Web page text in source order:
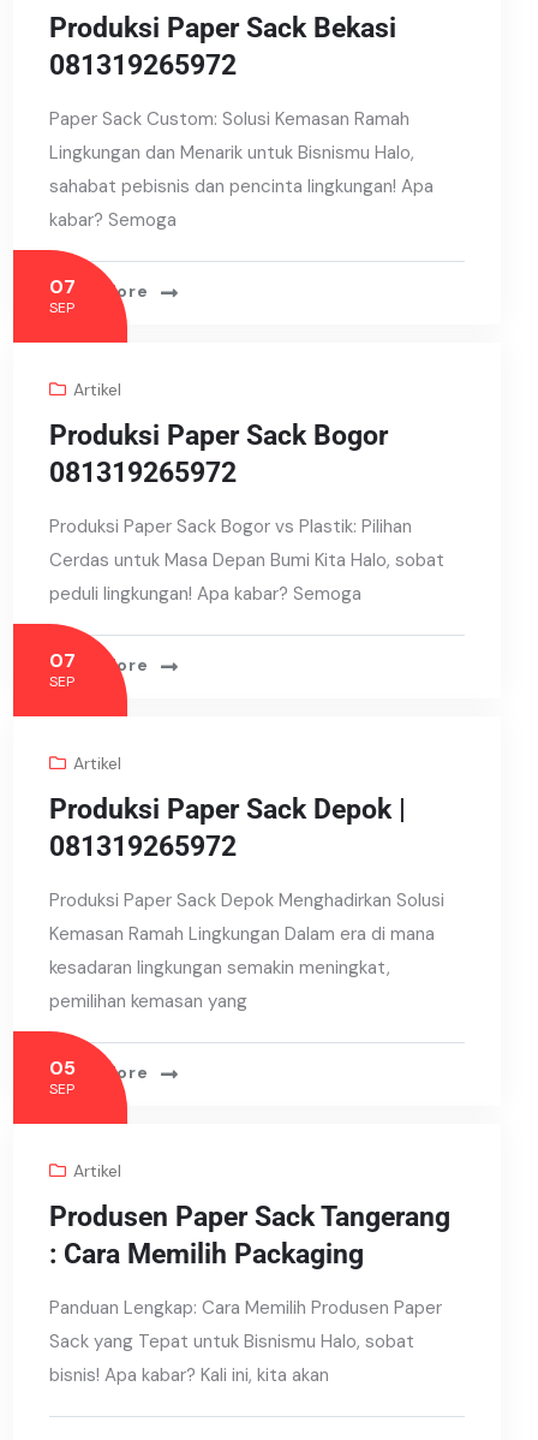
Produksi Paper Sack Bekasi
081319265972
Paper Sack Custom: Solusi Kemasan Ramah
Lingkungan dan Menarik untuk Bisnismu Halo,
sahabat pebisnis dan pencinta lingkungan! Apa
kabar? Semoga
Read More
07
SEP
Artikel
Produksi Paper Sack Bogor
081319265972
Produksi Paper Sack Bogor vs Plastik: Pilihan
Cerdas untuk Masa Depan Bumi Kita Halo, sobat
peduli lingkungan! Apa kabar? Semoga
Read More
07
SEP
Artikel
Produksi Paper Sack Depok |
081319265972
Produksi Paper Sack Depok Menghadirkan Solusi
Kemasan Ramah Lingkungan Dalam era di mana
kesadaran lingkungan semakin meningkat,
pemilihan kemasan yang
Read More
05
SEP
Artikel
Produsen Paper Sack Tangerang
: Cara Memilih Packaging
Panduan Lengkap: Cara Memilih Produsen Paper
Sack yang Tepat untuk Bisnismu Halo, sobat
bisnis! Apa kabar? Kali ini, kita akan